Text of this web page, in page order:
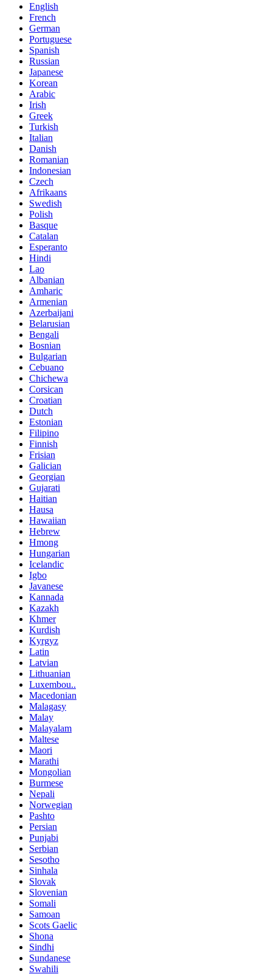
English
French
German
Portuguese
Spanish
Russian
Japanese
Korean
Arabic
Irish
Greek
Turkish
Italian
Danish
Romanian
Indonesian
Czech
Afrikaans
Swedish
Polish
Basque
Catalan
Esperanto
Hindi
Lao
Albanian
Amharic
Armenian
Azerbaijani
Belarusian
Bengali
Bosnian
Bulgarian
Cebuano
Chichewa
Corsican
Croatian
Dutch
Estonian
Filipino
Finnish
Frisian
Galician
Georgian
Gujarati
Haitian
Hausa
Hawaiian
Hebrew
Hmong
Hungarian
Icelandic
Igbo
Javanese
Kannada
Kazakh
Khmer
Kurdish
Kyrgyz
Latin
Latvian
Lithuanian
Luxembou..
Macedonian
Malagasy
Malay
Malayalam
Maltese
Maori
Marathi
Mongolian
Burmese
Nepali
Norwegian
Pashto
Persian
Punjabi
Serbian
Sesotho
Sinhala
Slovak
Slovenian
Somali
Samoan
Scots Gaelic
Shona
Sindhi
Sundanese
Swahili